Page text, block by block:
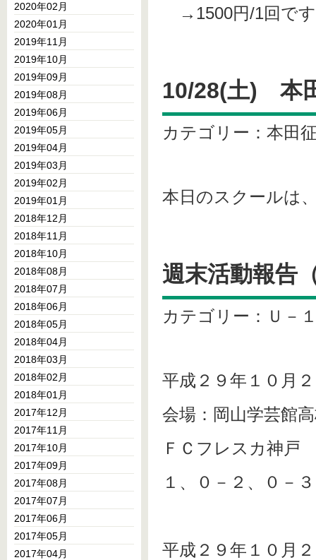
→1500円/1回で
10/28(土) 本
カテゴリー：本田
本日のスクールは
週末活動報告
カテゴリー：Ｕ－
平成２９年１０月
会場：岡山学芸館
ＦＣフレスカ神
１、０－２、０－
平成２９年１０月
2020年02月
2020年01月
2019年11月
2019年10月
2019年09月
2019年08月
2019年06月
2019年05月
2019年04月
2019年03月
2019年02月
2019年01月
2018年12月
2018年11月
2018年10月
2018年08月
2018年07月
2018年06月
2018年05月
2018年04月
2018年03月
2018年02月
2018年01月
2017年12月
2017年11月
2017年10月
2017年09月
2017年08月
2017年07月
2017年06月
2017年05月
2017年04月